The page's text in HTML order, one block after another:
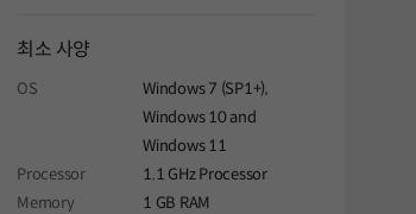
최소 사양
OS
Windows 7 (SP1+),
Windows 10 and
Windows 11
Processor
1.1 GHz Processor
Memory
1 GB RAM